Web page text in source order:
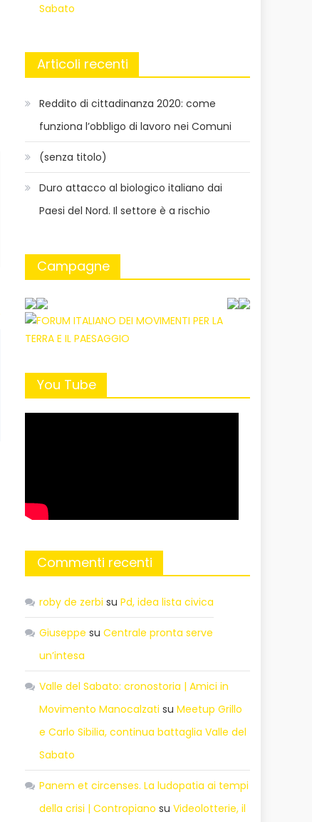
Sabato
Articoli recenti
Reddito di cittadinanza 2020: come
funziona l’obbligo di lavoro nei Comuni
(senza titolo)
Duro attacco al biologico italiano dai
Paesi del Nord. Il settore è a rischio
Campagne
You Tube
Commenti recenti
roby de zerbi suPd, idea lista civica
Giuseppe suCentrale pronta serve
un’intesa
Valle del Sabato: cronostoria | Amici in
Movimento Manocalzati suMeetup Grillo
e Carlo Sibilia, continua battaglia Valle del
Sabato
Panem et circenses. La ludopatia ai tempi
della crisi | Contropiano suVideolotterie, il